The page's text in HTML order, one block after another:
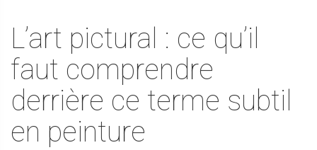
L’art pictural : ce qu’il
faut comprendre
derrière ce terme subtil
en peinture